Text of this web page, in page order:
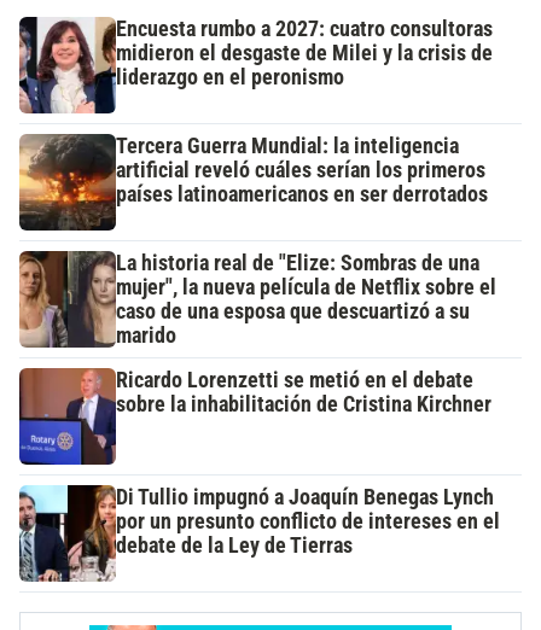
Encuesta rumbo a 2027: cuatro consultoras
midieron el desgaste de Milei y la crisis de
liderazgo en el peronismo
Tercera Guerra Mundial: la inteligencia
artificial reveló cuáles serían los primeros
países latinoamericanos en ser derrotados
La historia real de "Elize: Sombras de una
mujer", la nueva película de Netflix sobre el
caso de una esposa que descuartizó a su
marido
Ricardo Lorenzetti se metió en el debate
sobre la inhabilitación de Cristina Kirchner
Di Tullio impugnó a Joaquín Benegas Lynch
por un presunto conflicto de intereses en el
debate de la Ley de Tierras